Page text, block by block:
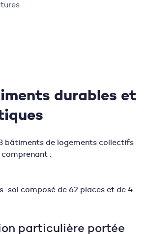
durables et
bâtiments de logements collectifs
:
sol composé de 62 places et de 4
particulière portée